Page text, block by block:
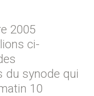
2005
ci-
du synode qui
10